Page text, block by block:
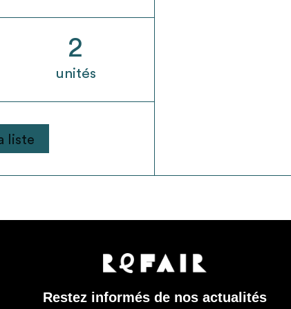
2
unités
liste
Restez informés de nos actualités